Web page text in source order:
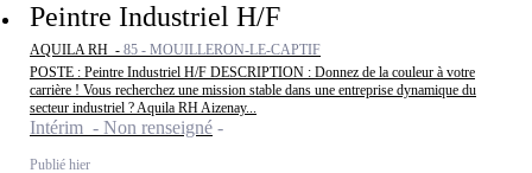
Peintre Industriel H/F
AQUILA RH - 85 - MOUILLERON-LE-CAPTIF
POSTE : Peintre Industriel H/F DESCRIPTION : Donnez de la couleur à votre
carrière ! Vous recherchez une mission stable dans une entreprise dynamique du
secteur industriel ? Aquila RH Aizenay...
Intérim - Non renseigné
Publié hier